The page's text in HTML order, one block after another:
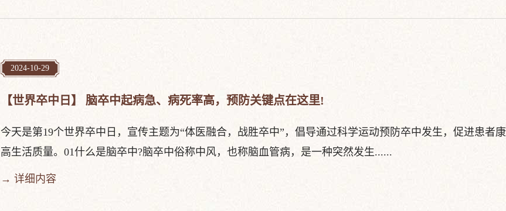
2024-10-29
【世界卒中日】 脑卒中起病急、病死率高，预防关键点在这里!
今天是第19个世界卒中日，宣传主题为“体医融合，战胜卒中”，倡导通过科学运动预防卒中发生，促进患者
高生活质量。01什么是脑卒中?脑卒中俗称中风，也称脑血管病，是一种突然发生......
→ 详细内容